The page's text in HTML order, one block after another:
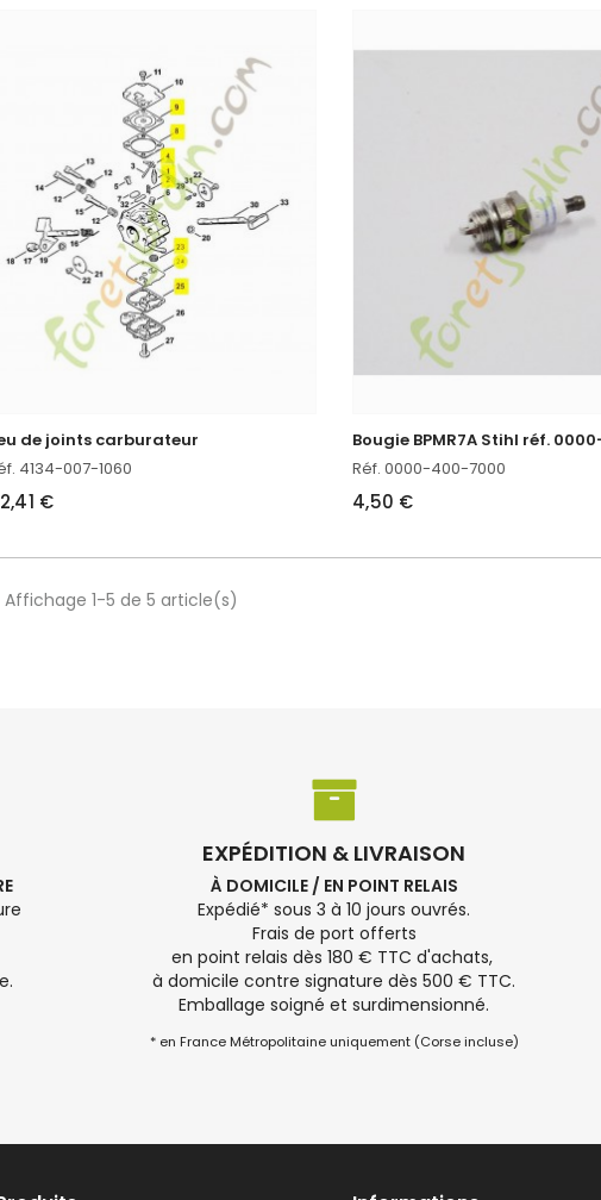
de joints carburateur
4134-007-1060
€
Réf. 0000-400-7000
4,50 €
Affichage 1-5 de 5 article(s)
EXPÉDITION & LIVRAISON
À DOMICILE / EN POINT RELAIS
Expédié* sous 3 à 10 jours ouvrés.
Frais de port offerts
en point relais dès 180 € TTC d'achats,
à domicile contre signature dès 500 € TTC.
Emballage soigné et surdimensionné.
* en France Métropolitaine uniquement (Corse incluse)